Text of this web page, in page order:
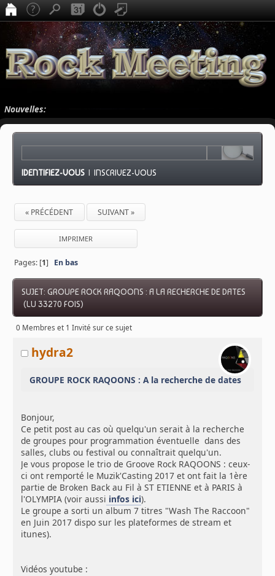
Nouvelles:
IDENTIFIEZ-VOUS |INSCRIVEZ-VOUS
« PRÉCÉDENT SUIVANT »
IMPRIMER
Pages: [1] En bas
SUJET: GROUPE ROCK RAQOONS : A LA RECHERCHE DE DATES
(LU 33270 FOIS)
0 Membres et 1 Invité sur ce sujet
hydra2
GROUPE ROCK RAQOONS : A la recherche de dates
Bonjour,
Ce petit post au cas où quelqu'un serait à la recherche
de groupes pour programmation éventuelle dans des
salles, clubs ou festival ou connaîtrait quelqu'un.
Je vous propose le trio de Groove Rock RAQOONS : ceux-
ci ont remporté le Muzik'Casting 2017 et ont fait la 1ère
partie de Broken Back au Fil à ST ETIENNE et à PARIS à
l'OLYMPIA (voir aussi infos ici).
Le groupe a sorti un album 7 titres "Wash The Raccoon"
en Juin 2017 dispo sur les plateformes de stream et
itunes).
Vidéos youtube :